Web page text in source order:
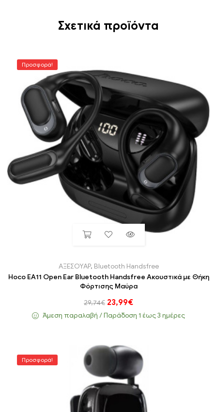
Σχετικά προϊόντα
Προσφορά!
ΑΞΕΣΟΥΑΡ, Bluetooth Handsfree
Hoco EA11 Open Ear Bluetooth Handsfree Ακουστικά με Θήκη
Φόρτισης Μαύρα
29,74€ 23,99€
Άμεση παραλαβή / Παράδoση 1 έως 3 ημέρες
Προσφορά!